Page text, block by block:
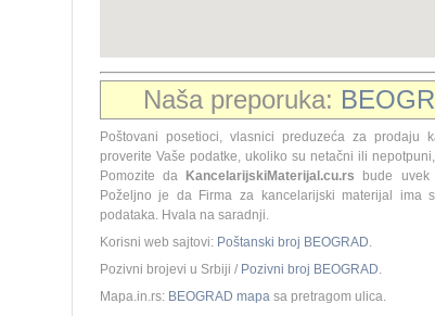
Naša preporuka:
Poštovani posetioci, vlasnici preduzeća za prodaju
proverite Vaše podatke, ukoliko su netačni ili
Pomozite da
KancelarijskiMaterijal.cu.rs bude uvek
Poželjno je da Firma za kancelarijski materijal ima
podataka. Hvala na saradnji.
Korisni web sajtovi: Poštanski broj BEOGRAD.
Pozivni brojevi u Srbiji / Pozivni broj BEOGRAD.
Mapa.in.rs: BEOGRAD mapasa pretragom ulica.